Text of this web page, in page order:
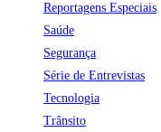
Reportagens Especiais
Saúde
Segurança
Série de Entrevistas
Tecnologia
Trânsito